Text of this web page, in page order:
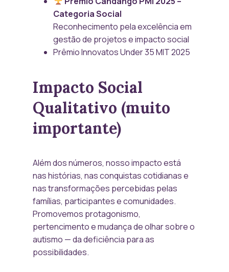
Categoria Social
Reconhecimento pela excelência em
gestão de projetos e impacto social
Prêmio Innovatos Under 35 MIT 2025
Impacto Social
Qualitativo (muito
importante)
Além dos números, nosso impacto está
nas histórias, nas conquistas cotidianas e
nas transformações percebidas pelas
famílias, participantes e comunidades.
Promovemos protagonismo,
pertencimento e mudança de olhar sobre o
autismo — da deficiência para as
possibilidades.